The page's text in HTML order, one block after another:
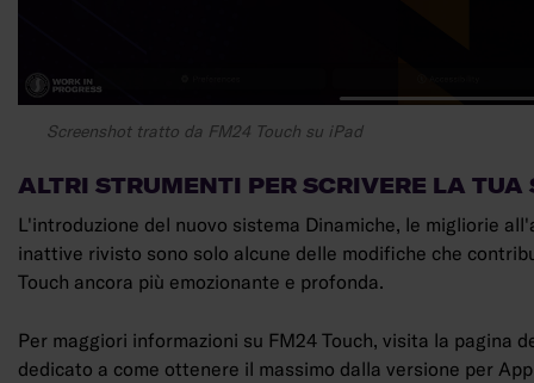
Screenshot tratto da FM24 Touch su iPad
ALTRI STRUMENTI PER SCRIVERE LA
L'introduzione del nuovo sistema Dinamiche, le migliorie
inattive rivisto sono solo alcune delle modifiche che
Touch ancora più emozionante e profonda.
Per maggiori informazioni su FM24 Touch, visita la pagina
dedicato a come ottenere il massimo dalla versione per